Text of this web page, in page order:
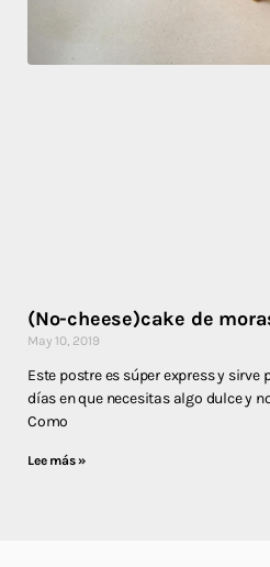
(No-cheese)cake de
May 10, 2019
Este postre es súper express y sirve
días en que necesitas algo dulce y
Como
Lee más »